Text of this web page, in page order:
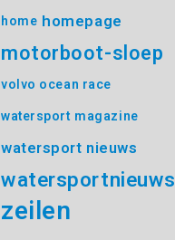
home homepage
motorboot-sloep
volvo ocean race
watersport magazine
watersport nieuws
watersportnieuws
zeilen